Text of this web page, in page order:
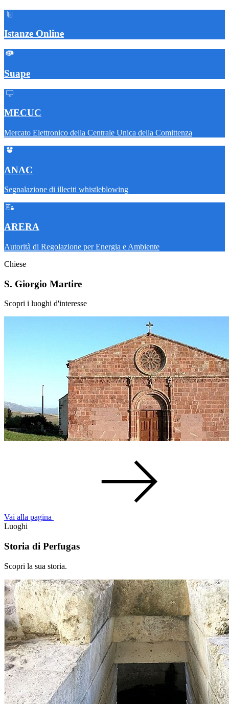
Istanze Online
Suape
MECUC
Mercato Elettronico della Centrale Unica della Comittenza
ANAC
Segnalazione di illeciti whistleblowing
ARERA
Autorità di Regolazione per Energia e Ambiente
Chiese
S. Giorgio Martire
Scopri i luoghi d'interesse
Vai alla pagina
Luoghi
Storia di Perfugas
Scopri la sua storia.